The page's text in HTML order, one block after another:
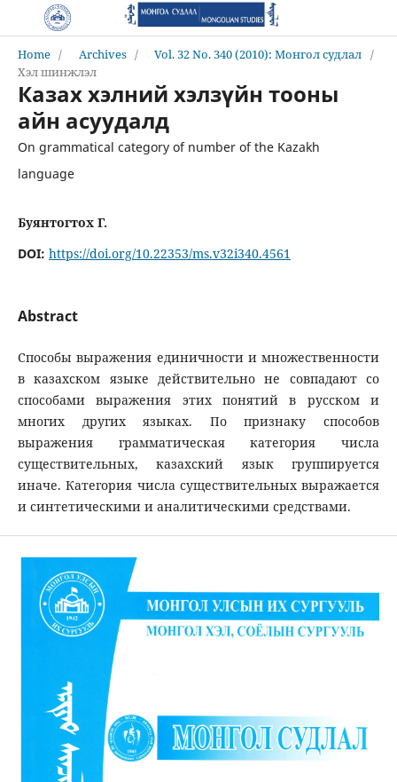
Home / Archives / Vol. 32 No. 340 (2010): Монгол судлал /
Хэл шинжлэл
Казах хэлний хэлзүйн тооны
айн асуудалд
On grammatical category of number of the Kazakh
language
Буянтогтох Г.
DOI: https://doi.org/10.22353/ms.v32i340.4561
Abstract
Способы выражения единичности и множественности
в казахском языке действительно не совпадают со
способами выражения этих понятий в русском и
многих других языках. По признаку способов
выражения грамматическая категория числа
существительных, казахский язык группируется
иначе. Категория числа существительных выражается
и синтетическими и аналитическими средствами.